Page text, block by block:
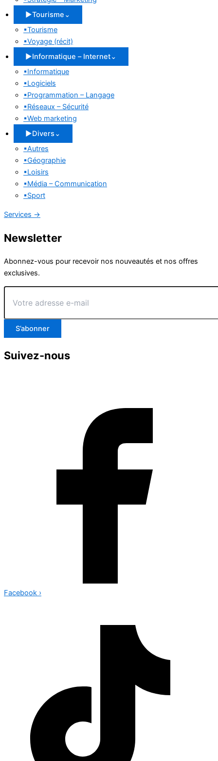
▶Tourisme ⌄
▪Tourisme
▪Voyage (récit)
▶Informatique – Internet⌄
▪Informatique
▪Logiciels
▪Programmation – Langage
▪Réseaux – Sécurité
▪Web marketing
▶Divers ⌄
▪Autres
▪Géographie
▪Loisirs
▪Média – Communication
▪Sport
Services →
Newsletter
Abonnez-vous pour recevoir nos nouveautés et nos offres
exclusives.
Votre
adresse
mail
S’abonner
Suivez-nous
Facebook ›